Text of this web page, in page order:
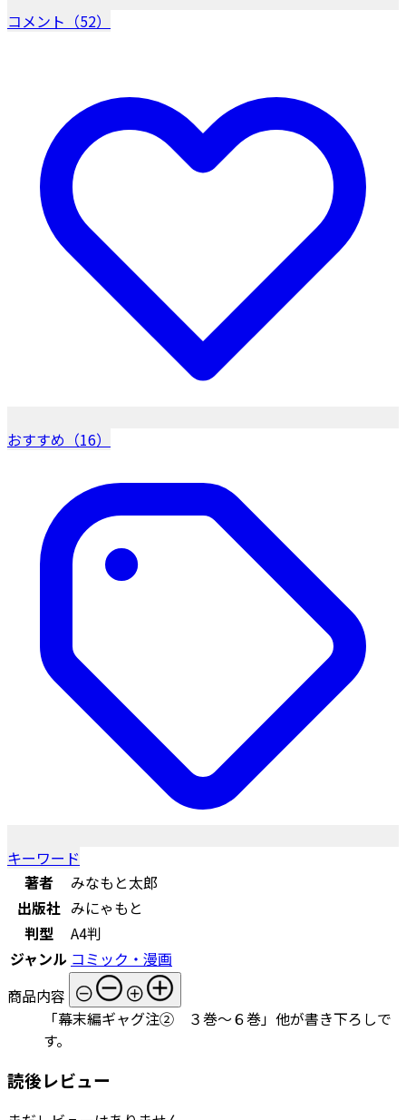
コメント（52）
おすすめ（16）
キーワード
著者
みなもと太郎
出版社 みにゃもと
判型
A4判
ジャンル コミック・漫画
商品内容
「幕末編ギャグ注② ３巻～６巻」他が書き下ろしで
す。
読後レビュー